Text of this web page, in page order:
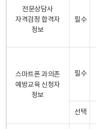
전문상담사
자격검정 합격자
정보
필수
스마트폰 과의존
예방교육 신청자
정보
필수
선택